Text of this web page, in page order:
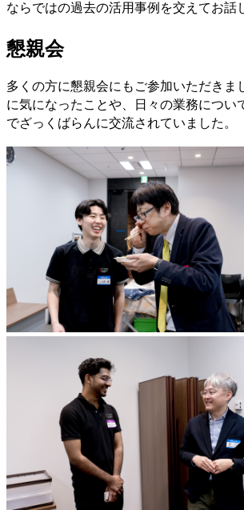
ならではの過去の活用事例を交えてお話
懇親会
多くの方に懇親会にもご参加いただきま
に気になったことや、日々の業務につい
でざっくばらんに交流されていました。